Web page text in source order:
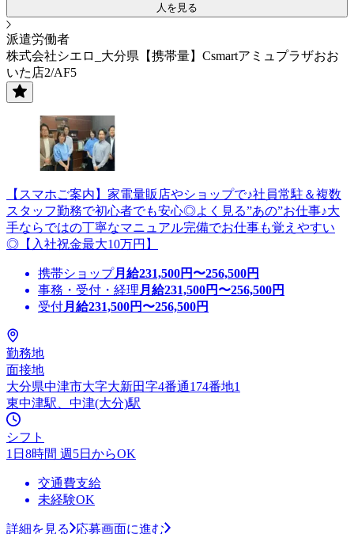
人を見る
派遣労働者
株式会社シエロ_大分県【携帯量】Csmartアミュプラザおお
いた店2/AF5
【スマホご案内】家電量販店やショップで♪社員常駐＆複数
スタッフ勤務で初心者でも安心◎よく見る”あの”お仕事♪大
手ならではの丁寧なマニュアル完備でお仕事も覚えやすい
◎【入社祝金最大10万円】
携帯ショップ月給231,500円〜256,500円
事務・受付・経理 月給231,500円〜256,500円
受付月給231,500円〜256,500円
勤務地
面接地
大分県中津市大字大新田字4番通174番地1
東中津駅、中津(大分)駅
シフト
1日8時間 週5日からOK
交通費支給
未経験OK
詳細を見る 応募画面に進む